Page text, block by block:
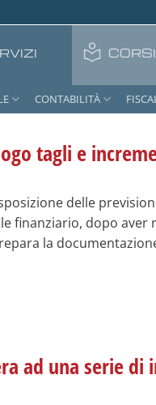
CORSI
CONTABILITÀ
tagli e
delle
finanziario, dopo aver
la
ad una serie